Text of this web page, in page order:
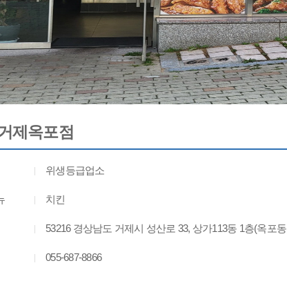
제옥포점
위생등급업소
치킨
53216 경상남도 거제시 성산로 33, 상가113동 1층(옥포
055-687-8866